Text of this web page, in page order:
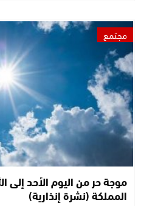
مجتمع
موجة حر من اليوم الأحد إلى
المملكة (نشرة إنذارية)